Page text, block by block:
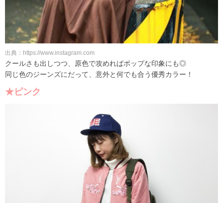
出典：https://www.instagram.com
クールさも出しつつ、原色で攻めればポップな印象にも◎
同じ色のジーンズにだって、意外と何でも合う優秀カラー！
★ピンク